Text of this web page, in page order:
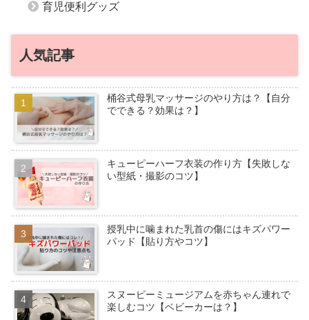
育児便利グッズ
人気記事
桶谷式母乳マッサージのやり方は？【自分
でできる？効果は？】
キューピーハーフ衣装の作り方【失敗しな
い型紙・撮影のコツ】
授乳中に噛まれた乳首の傷にはキズパワー
パッド【貼り方やコツ】
スヌーピーミュージアムを赤ちゃん連れで
楽しむコツ【ベビーカーは？】